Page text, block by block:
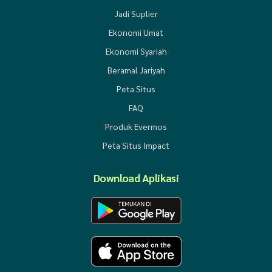
Jadi Suplier
Ekonomi Umat
Ekonomi Syariah
Beramal Jariyah
Peta Situs
FAQ
Produk Evermos
Peta Situs Impact
Download Aplikasi